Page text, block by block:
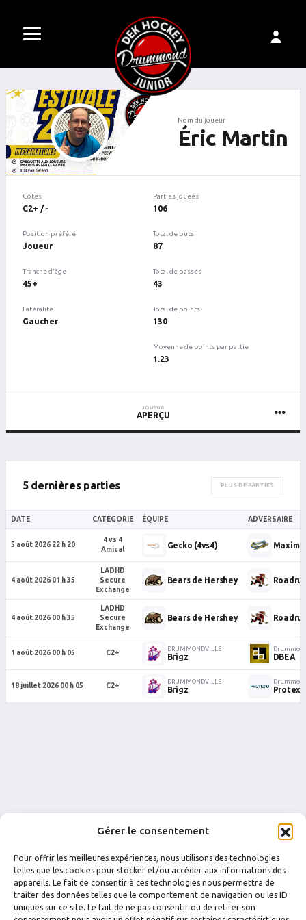
Gérer le consentement
Pour offrir les meilleures expériences, nous utilisons des technologies
telles que les cookies pour stocker et/ou accéder aux informations des
appareils. Le fait de consentir à ces technologies nous permettra de
traiter des données telles que le comportement de navigation ou les ID
uniques sur ce site. Le fait de ne pas consentir ou de retirer son
Nom du joueur
Éric Martin
Cotes
C2+ / -
Position préféré
Joueur
Tranche d'âge
45+
Latéralité
Gaucher
Parties jouées
106
Total de buts
87
Total de passes
43
Total de points
130
Moyenne de points par partie
1.23
JOUEUR
APERÇU
5 dernières parties PLUS DE PARTIES
DATE CATÉGORIE ÉQUIPE ADVERSAIRE
5 août 2026 22 h 20
4 vs 4
Amical
Gecko (4vs4)
4 août 2026 01 h 35
LADHD
Secure
Exchange
Bears de Hershey
4 août 2026 00 h 35
LADHD
Secure
Exchange
Bears de Hershey
1 août 2026 00 h 05 C2+
DRUMMONDVILLE
Brigz DBEA
18 juillet 2026 00 h 05 C2+
DRUMMONDVILLE
Brigz
FACEBOOK INSTAGRAM